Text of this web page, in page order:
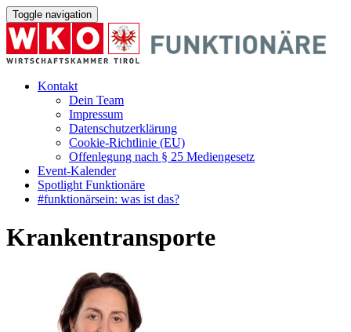
Toggle navigation
Kontakt
Dein Team
Impressum
Datenschutzerklärung
Cookie-Richtlinie (EU)
Offenlegung nach § 25 Mediengesetz
Event-Kalender
Spotlight Funktionäre
#funktionärsein: was ist das?
Krankentransporte